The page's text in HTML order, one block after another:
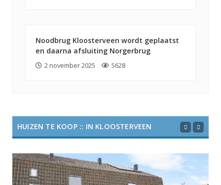
Noodbrug Kloosterveen wordt geplaatst
en daarna afsluiting Norgerbrug
2 november 2025 5628
HUIZEN TE KOOP :: IN KLOOSTERVEEN